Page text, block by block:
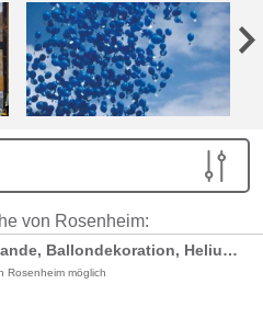
von Rosenheim:
Ballongirlande, Ballondekoration, Heliumballons inkl.19% MwSt.
Rosenheim möglich